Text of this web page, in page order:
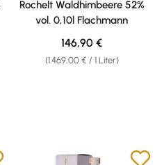
Rochelt Waldhimbeere 52%
vol. 0,10l Flachmann
(1.469,00 € / 1 Liter)
Regulärer Preis:
146,90 €